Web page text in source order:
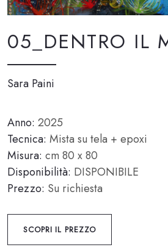
05_DENTRO IL
Sara Paini
Anno: 2025
Tecnica: Mista su tela + epoxi
Misura: cm 80 x 80
Disponibilità: DISPONIBILE
Prezzo: Su richiesta
SCOPRI IL PREZZO